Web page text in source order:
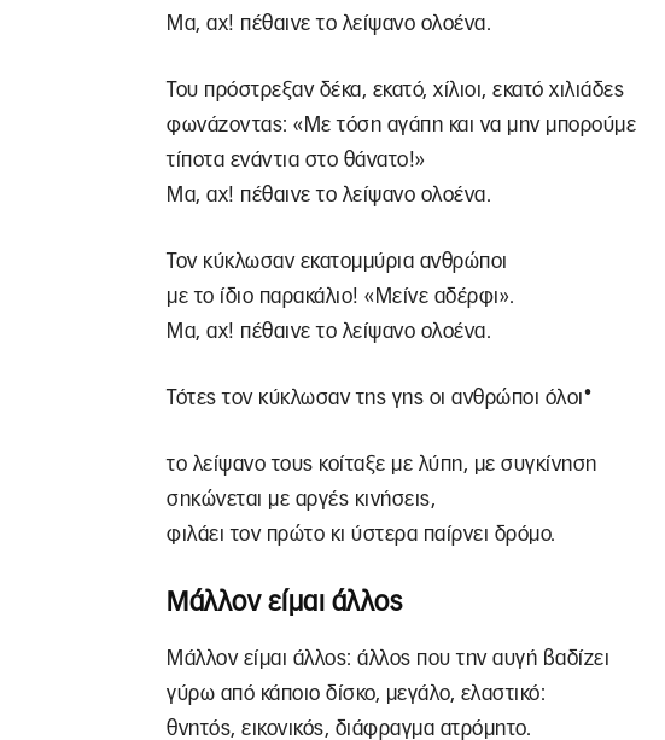
Μα, αχ! πέθαινε το λείψανο ολοένα.
Του πρόστρεξαν δέκα, εκατό, χίλιοι, εκατό χιλιάδες
φωνάζοντας: «Με τόση αγάπη και να μην μπορούμε
τίποτα ενάντια στο θάνατο!»
Μα, αχ! πέθαινε το λείψανο ολοένα.
Τον κύκλωσαν εκατομμύρια ανθρώποι
με το ίδιο παρακάλιο! «Μείνε αδέρφι».
Μα, αχ! πέθαινε το λείψανο ολοένα.
Τότες τον κύκλωσαν της γης οι ανθρώποι όλοι•
το λείψανο τους κοίταξε με λύπη, με συγκίνηση
σηκώνεται με αργές κινήσεις,
φιλάει τον πρώτο κι ύστερα παίρνει δρόμο.
Μάλλον είμαι άλλος
Μάλλον είμαι άλλος: άλλος που την αυγή βαδίζει
γύρω από κάποιο δίσκο, μεγάλο, ελαστικό:
θνητός, εικονικός, διάφραγμα ατρόμητο.